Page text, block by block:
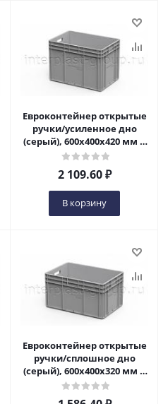
Евроконтейнер открытые
ручки/усиленное дно
(серый), 600x400x420 мм в
Ульяновске
2 109.60₽
В корзину
Евроконтейнер открытые
ручки/сплошное дно
(серый), 600x400x320 мм в
Ульяновске